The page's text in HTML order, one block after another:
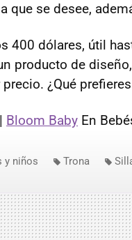
que se desee,
400 dólares, útil
producto de
¿Qué
Bloom Baby En
y niños Trona